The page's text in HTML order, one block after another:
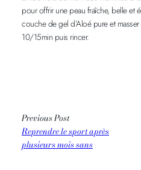
pour offrir une peau fraîche, belle et
couche de gel d’Aloé pure et
10/15min puis rincer.
Previous Post
Reprendre le sport après
plusieurs mois sans